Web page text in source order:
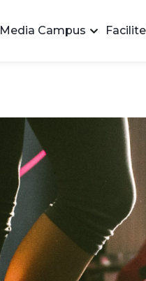
Media Campus